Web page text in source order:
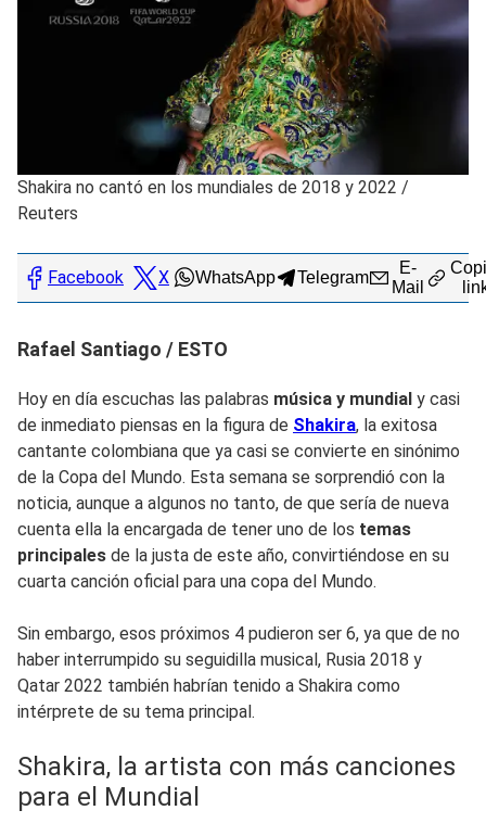
Shakira no cantó en los mundiales de 2018 y 2022 /
Reuters
Facebook X WhatsApp Telegram
E-
Mail
Rafael Santiago / ESTO
Hoy en día escuchas las palabras música y mundial y casi
de inmediato piensas en la figura de Shakira, la exitosa
cantante colombiana que ya casi se convierte en sinónimo
de la Copa del Mundo. Esta semana se sorprendió con la
noticia, aunque a algunos no tanto, de que sería de nueva
cuenta ella la encargada de tener uno de los temas
principales de la justa de este año, convirtiéndose en su
cuarta canción oficial para una copa del Mundo.
Sin embargo, esos próximos 4 pudieron ser 6, ya que de no
haber interrumpido su seguidilla musical, Rusia 2018 y
Qatar 2022 también habrían tenido a Shakira como
intérprete de su tema principal.
Shakira, la artista con más canciones
para el Mundial